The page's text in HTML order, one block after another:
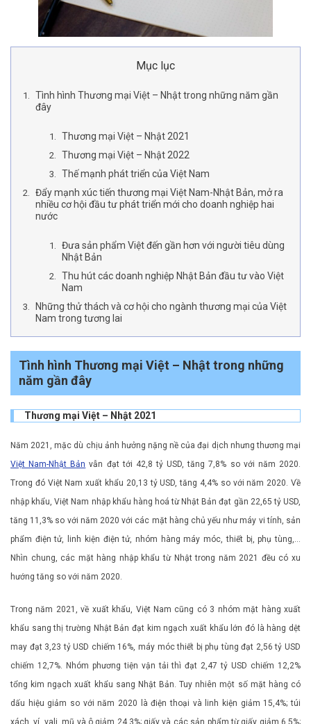
Mục lục
Tình hình Thương mại Việt – Nhật trong những năm gần
đây
Thương mại Việt – Nhật 2021
Thương mại Việt – Nhật 2022
Thế mạnh phát triển của Việt Nam
Đẩy mạnh xúc tiến thương mại Việt Nam-Nhật Bản, mở ra
nhiều cơ hội đầu tư phát triển mới cho doanh nghiệp hai
nước
Đưa sản phẩm Việt đến gần hơn với người tiêu dùng
Nhật Bản
Thu hút các doanh nghiệp Nhật Bản đầu tư vào Việt
Nam
Những thử thách và cơ hội cho ngành thương mại của Việt
Nam trong tương lai
Tình hình Thương mại Việt – Nhật trong những
năm gần đây
Thương mại Việt – Nhật 2021
Năm 2021, mặc dù chịu ảnh hưởng nặng nề của đại dịch nhưng thương mại
Việt Nam-Nhật Bản vẫn đạt tới 42,8 tỷ USD, tăng 7,8% so với năm 2020.
Trong đó Việt Nam xuất khẩu 20,13 tỷ USD, tăng 4,4% so với năm 2020. Về
nhập khẩu, Việt Nam nhập khẩu hàng hoá từ Nhật Bản đạt gần 22,65 tỷ USD,
tăng 11,3% so với năm 2020 với các mặt hàng chủ yếu như máy vi tính, sản
phẩm điện tử, linh kiện điện tử, nhóm hàng máy móc, thiết bị, phụ tùng,…
Nhìn chung, các mặt hàng nhập khẩu từ Nhật trong năm 2021 đều có xu
hướng tăng so với năm 2020.
Trong năm 2021, về xuất khẩu, Việt Nam cũng có 3 nhóm mặt hàng xuất
khẩu sang thị trường Nhật Bản đạt kim ngạch xuất khẩu lớn đó là hàng dệt
may đạt 3,23 tỷ USD chiếm 16%, máy móc thiết bị phụ tùng đạt 2,56 tỷ USD
chiếm 12,7%. Nhóm phương tiện vận tải thì đạt 2,47 tỷ USD chiếm 12,2%
tổng kim ngạch xuất khẩu sang Nhật Bản. Tuy nhiên một số mặt hàng có
dấu hiệu giảm so với năm 2020 là điện thoại và linh kiện giảm 15,4%; túi
xách, ví, vali, mũ và ô giảm 24,3%; giấy và các sản phẩm từ giấy giảm 6,5%;